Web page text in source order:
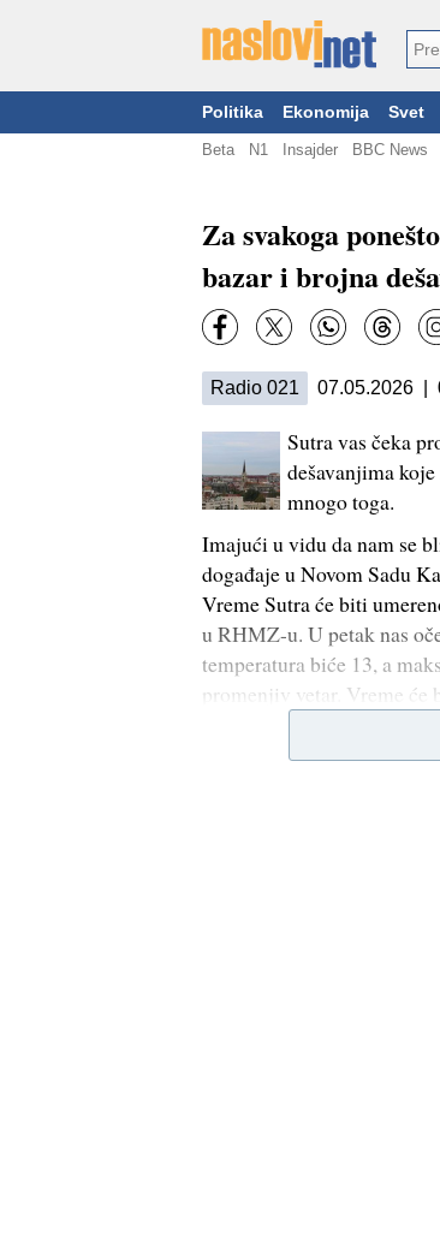
Politika Ekonomija Svet
Beta N1 Insajder BBC News
Za svakoga
bazar i brojna
Radio 021 07.05.2026 |
Sutra vas čeka
dešavanjima
mnogo toga.
Imajući u vidu da nam se
događaje u Novom Sadu
Vreme Sutra će biti
u RHMZ-u. U petak nas
temperatura biće 13, a
promenjiv vetar. Vreme će